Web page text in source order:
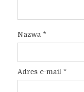
Nazwa *
Adres e-mail *